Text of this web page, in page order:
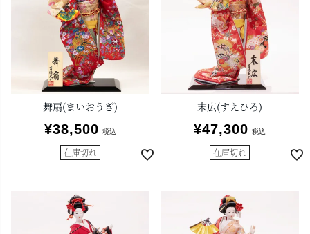
舞扇(まいおうぎ)
¥38,500 税込
在庫切れ
末広(すえひろ)
¥47,300 税込
在庫切れ